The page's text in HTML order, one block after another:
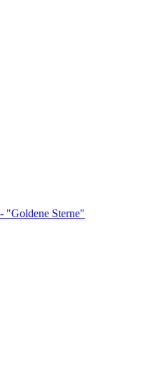
"Goldene Sterne"